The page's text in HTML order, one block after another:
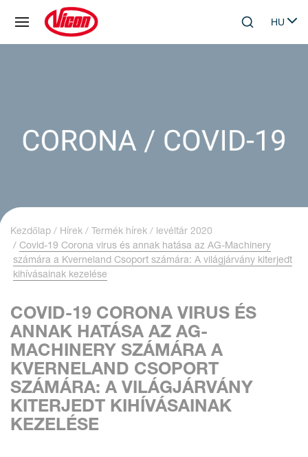
Skip to main contentSearchHU
Select
Kezdőlap Hírek Termék hírek
levéltár 2020
Covid-19 Corona virus és annak hatása az AG-Machinery
számára a Kverneland Csoport számára: A világjárvány kiterjedt
kihívásainak kezelése
COVID-19 CORONA VIRUS ÉS
ANNAK HATÁSA AZ AG-
MACHINERY SZÁMÁRA A
KVERNELAND CSOPORT
SZÁMÁRA: A VILÁGJÁRVÁNY
KITERJEDT KIHÍVÁSAINAK
KEZELÉSE
Süti preferenciák